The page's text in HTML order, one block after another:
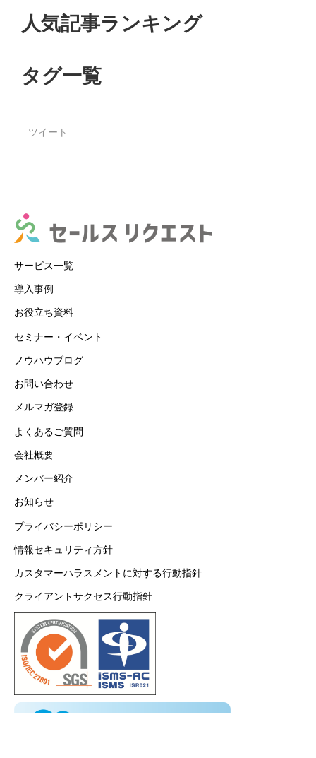
人気記事ランキング
タグ一覧
ツイート
サービス一覧
導入事例
お役立ち資料
セミナー・イベント
ノウハウブログ
お問い合わせ
メルマガ登録
よくあるご質問
会社概要
メンバー紹介
お知らせ
プライバシーポリシー
情報セキュリティ方針
カスタマーハラスメントに対する行動指針
クライアントサクセス行動指針